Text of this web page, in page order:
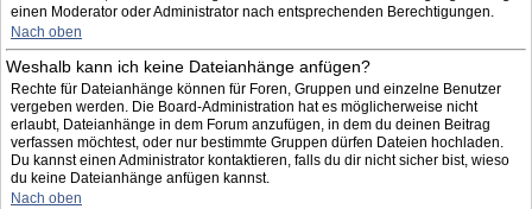
einen Moderator oder Administrator nach entsprechenden Berechtigungen.
Nach oben
Weshalb kann ich keine Dateianhänge anfügen?
Rechte für Dateianhänge können für Foren, Gruppen und einzelne Benutzer
vergeben werden. Die Board-Administration hat es möglicherweise nicht
erlaubt, Dateianhänge in dem Forum anzufügen, in dem du deinen Beitrag
verfassen möchtest, oder nur bestimmte Gruppen dürfen Dateien hochladen.
Du kannst einen Administrator kontaktieren, falls du dir nicht sicher bist, wieso
du keine Dateianhänge anfügen kannst.
Nach oben